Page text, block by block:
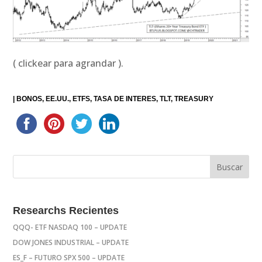
( clickear para agrandar ).
|BONOS EE.UU. ETFS TASA DE INTERES TLT TREASURY
Researchs Recientes
QQQ- ETF NASDAQ 100 – UPDATE
DOW JONES INDUSTRIAL – UPDATE
ES_F – FUTURO SPX 500 – UPDATE